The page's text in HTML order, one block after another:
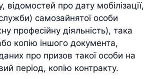
про дату мобілізації,
самозайнятої особи
професійну діяльність), така
копію іншого документа,
про призов такої особи на
період, копію контракту.